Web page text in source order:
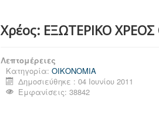
Χρέος: ΕΞΩΤΕΡΙΚΟ
Λεπτομέρειες
Κατηγορία: ΟΙΚΟΝΟΜΙΑ
Δημοσιεύθηκε : 04 Ιουνίου 2011
Εμφανίσεις: 38842